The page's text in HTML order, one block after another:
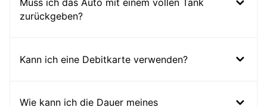
Muss ich das Auto mit einem vollen Tank
zurückgeben?
Kann ich eine Debitkarte verwenden?
Wie kann ich die Dauer meines